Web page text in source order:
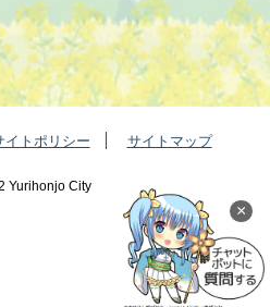
×
イトポリシー サイトマップ
Yurihonjo City